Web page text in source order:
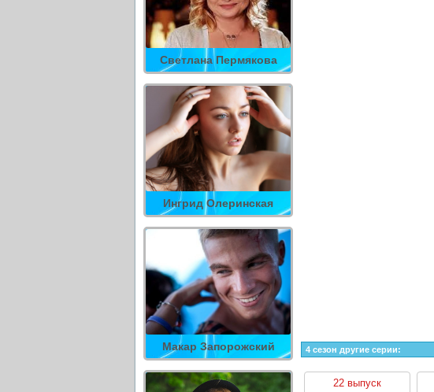
Светлана Пермякова
Ингрид Олеринская
Макар Запорожский 4 сезон другие серии:
22 выпуск